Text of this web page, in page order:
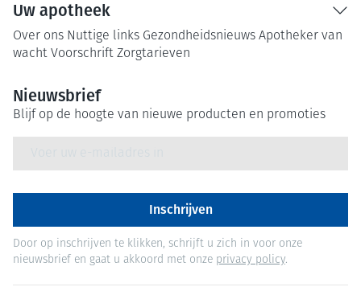
Uw apotheek
Over ons Nuttige links Gezondheidsnieuws Apotheker van
wacht Voorschrift Zorgtarieven
Nieuwsbrief
Blijf op de hoogte van nieuwe producten en promoties
Inschrijven
Door op inschrijven te klikken, schrijft u zich in voor onze
nieuwsbrief en gaat u akkoord met onze privacy policy.